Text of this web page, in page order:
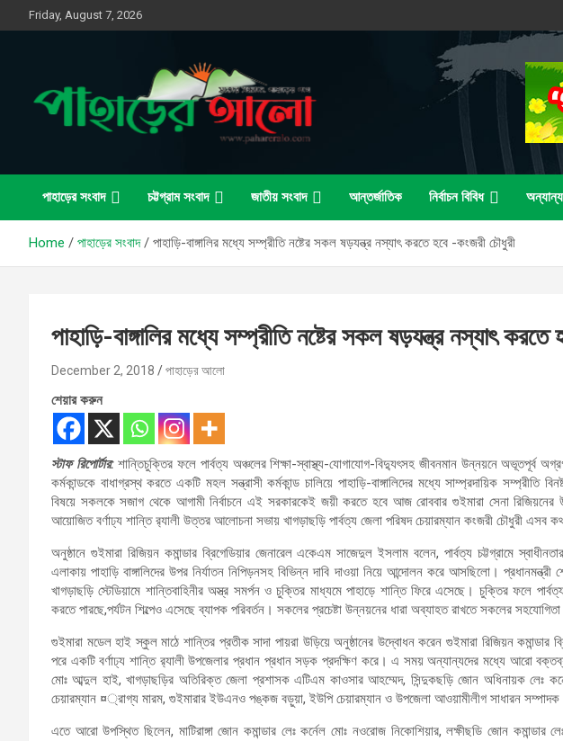
to
Friday, August 7, 2026
পাহাড়ের আলো
পাহাড়ের সংবাদ চট্টগ্রাম সংবাদ জাতীয় সংবাদ আন্তর্জাতিক নির্বাচন বিবিধ অন্যান্য
Home পাহাড়ের সংবাদ পাহাড়ি-বাঙ্গালির মধ্যে সম্প্রীতি নষ্টের সকল ষড়যন্ত্র নস্যাৎ করতে হবে -কংজরী চৌধুরী
পাহাড়ি-বাঙ্গালির মধ্যে সম্প্রীতি নষ্টের সকল ষড়যন্ত্র নস্যাৎ
December 2, 2018 পাহাড়ের আলো
শেয়ার করুন
স্টাফ রিপোর্টার:শান্তিচুক্তির ফলে পার্বত্য অঞ্চলের শিক্ষা-স্বাস্থ্য-যোগাযোগ-বিদ্যুৎসহ জীবনমান উন্নয়নে অভূতপূর্ব
কর্মকান্ডকে বাধাগ্রস্থ করতে একটি মহল সন্ত্রাসী কর্মকান্ড চালিয়ে পাহাড়ি-বাঙ্গালিদের মধ্যে সাম্প্রদায়িক সম্প্রীতি
বিষয়ে সকলকে সজাগ থেকে আগামী নির্বাচনে এই সরকারকেই জয়ী করতে হবে আজ রোববার গুইমারা সেনা রিজিয়নের
আয়োজিত বর্ণাঢ্য শান্তি র‌্যালী উত্তর আলোচনা সভায় খাগড়াছড়ি পার্বত্য জেলা পরিষদ চেয়ারম্যান কংজরী চৌধুরী এসব
অনুষ্ঠানে গুইমারা রিজিয়ন কমান্ডার ব্রিগেডিয়ার জেনারেল একেএম সাজেদুল ইসলাম বলেন, পার্বত্য চট্টগ্রামে
এলাকায় পাহাড়ি বাঙ্গালিদের উপর নির্যাতন নিপিড়নসহ বিভিন্ন দাবি দাওয়া নিয়ে আন্দোলন করে আসছিলো। প্রধানমন্ত্রী
খাগড়াছড়ি স্টেডিয়ামে শান্তিবাহিনীর অস্ত্র সমর্পন ও চুক্তির মাধ্যমে পাহাড়ে শান্তি ফিরে এসেছে। চুক্তির ফলে
করতে পারছে,পর্যটন শিল্পেও এসেছে ব্যাপক পরিবর্তন। সকলের প্রচেষ্টা উন্নয়নের ধারা অব্যাহত রাখতে সকলের
গুইমারা মডেল হাই স্কুল মাঠে শান্তির প্রতীক সাদা পায়রা উড়িয়ে অনুষ্ঠানের উদ্বোধন করেন গুইমারা রিজিয়ন
পরে একটি বর্ণাঢ্য শান্তি র‌্যালী উপজেলার প্রধান প্রধান সড়ক প্রদক্ষিণ করে। এ সময় অন্যান্যদের মধ্যে আরো বক্তব্য
মোঃ আব্দুল হাই, খাগড়াছড়ির অতিরিক্ত জেলা প্রশাসক এটিএম কাওসার আহম্মেদ, সিন্দুকছড়ি জোন অধিনায়ক লেঃ
চেয়ারম্যান ¤্রাগ্য মারম, গুইমারার ইউএনও পঙ্কজ বড়ুয়া, ইউপি চেয়ারম্যান ও উপজেলা আওয়ামীলীগ সাধারন সম্পাদক
এতে আরো উপস্থিত ছিলেন, মাটিরাঙ্গা জোন কমান্ডার লেঃ কর্নেল মোঃ নওরোজ নিকোশিয়ার, লক্ষীছডি জোন কমান্ডার